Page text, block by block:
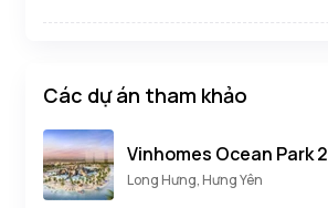
Các dự án tham khảo
Vinhomes Ocean Park 2
Long Hưng, Hưng Yên